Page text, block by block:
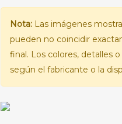
Nota:Las imágenes
pueden no coincidir
final. Los colores, detalles
según el fabricante o la